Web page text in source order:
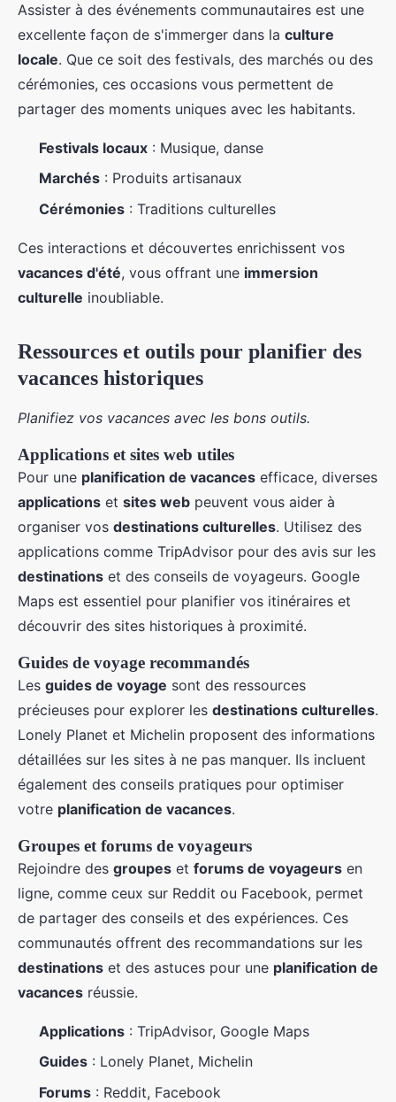
Assister à des événements communautaires est une
excellente façon de s'immerger dans la culture
locale. Que ce soit des festivals, des marchés ou des
cérémonies, ces occasions vous permettent de
partager des moments uniques avec les habitants.
Festivals locaux : Musique, danse
Marchés : Produits artisanaux
Cérémonies : Traditions culturelles
Ces interactions et découvertes enrichissent vos
vacances d'été, vous offrant une immersion
culturelle inoubliable.
Ressources et outils pour planifier des
vacances historiques
Planifiez vos vacances avec les bons outils.
Applications et sites web utiles
Pour une planification de vacances efficace, diverses
applications et sites web peuvent vous aider à
organiser vos destinations culturelles. Utilisez des
applications comme TripAdvisor pour des avis sur les
destinations et des conseils de voyageurs. Google
Maps est essentiel pour planifier vos itinéraires et
découvrir des sites historiques à proximité.
Guides de voyage recommandés
Les guides de voyage sont des ressources
précieuses pour explorer les destinations culturelles.
Lonely Planet et Michelin proposent des informations
détaillées sur les sites à ne pas manquer. Ils incluent
également des conseils pratiques pour optimiser
votre planification de vacances.
Groupes et forums de voyageurs
Rejoindre des groupes et forums de voyageurs en
ligne, comme ceux sur Reddit ou Facebook, permet
de partager des conseils et des expériences. Ces
communautés offrent des recommandations sur les
destinations et des astuces pour une planification de
vacances réussie.
Applications : TripAdvisor, Google Maps
Guides : Lonely Planet, Michelin
Forums : Reddit, Facebook